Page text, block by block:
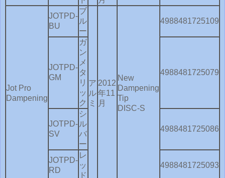
Jot Pro
Dampening
JOTPD-
BU
ブ
ル
ー
ア
ル
ミ
2012
年11
月
New
Dampening
Tip
DISC-S
4988481725109
JOTPD-
GM
ガ
ン
メ
タ
リ
ッ
ク
4988481725079
JOTPD-
SV
シ
ル
バ
ー
4988481725086
JOTPD-
RD
レ
ッ
ド
4988481725093